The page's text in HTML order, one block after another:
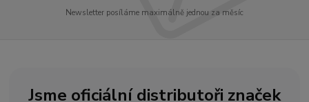
Newsletter posíláme maximálně jednou za měsíc
Jsme oficiální distributoři značek